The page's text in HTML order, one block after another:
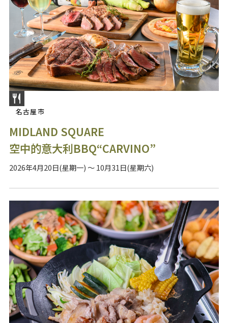
名古屋市
MIDLAND SQUARE
空中的意大利BBQ“CARVINO”
2026年4月20日(星期一) ～ 10月31日(星期六)